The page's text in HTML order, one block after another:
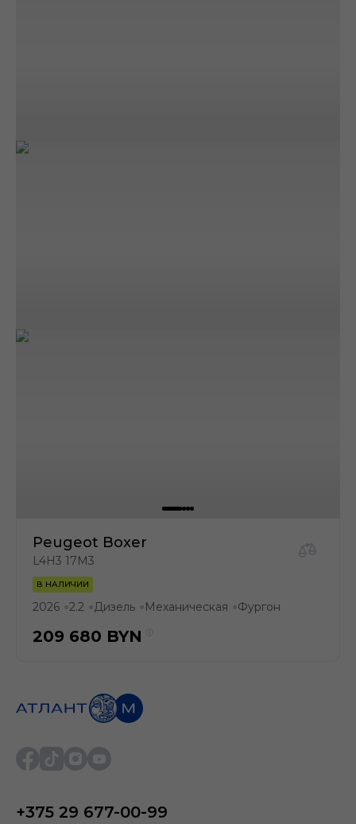
Peugeot Boxer
L4H3 17M3
В НАЛИЧИИ
2026 ●2.2 ●Дизель ● Механическая ●Фургон
209 680 BYN
+375 29 677-00-99